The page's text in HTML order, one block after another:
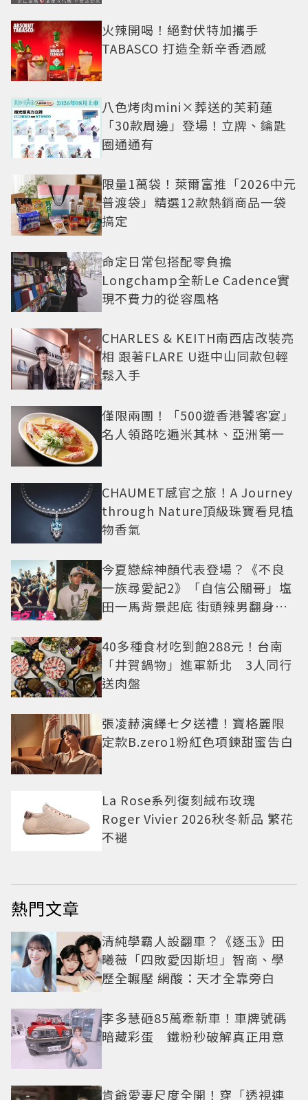
火辣開喝！絕對伏特加攜手
TABASCO 打造全新辛香酒感
八色烤肉mini×葬送的芙莉蓮
「30款周邊」登場！立牌、鑰匙
圈通通有
限量1萬袋！萊爾富推「2026中元
普渡袋」精選12款熱銷商品一袋
搞定
命定日常包搭配零負擔
Longchamp全新Le Cadence實
現不費力的從容風格
CHARLES & KEITH南西店改裝亮
相 跟著FLARE U逛中山同款包輕
鬆入手
僅限兩團！「500遊香港饕客宴」
名人領路吃遍米其林、亞洲第一
CHAUMET感官之旅！A Journey
through Nature頂級珠寶看見植
物香氣
今夏戀綜神顏代表登場？《不良
一族尋愛記2》「自信公關哥」塩
田一馬背景起底 街頭辣男翻身當
40多種食材吃到飽288元！台南
「井賀鍋物」進軍新北 3人同行
送肉盤
張凌赫演繹七夕送禮！寶格麗限
定款B.zero1粉紅色項鍊甜蜜告白
La Rose系列復刻絨布玫瑰
Roger Vivier 2026秋冬新品 繁花
不褪
熱門文章
清純學霸人設翻車？《逐玉》田
曦薇「四敗愛因斯坦」智商、學
歷全輾壓 網酸：天才全靠旁白
李多慧砸85萬牽新車！車牌號碼
暗藏彩蛋 鐵粉秒破解真正用意
肯爺愛妻尺度全開！穿「透視連